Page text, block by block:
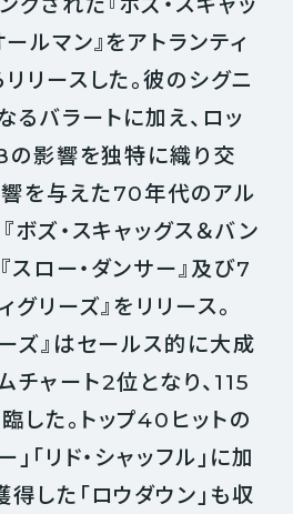
グされた『ボズ・スキャッ
ルマン』をアトランティ
リリースした。彼のシグニ
るバラートに加え、ロッ
の影響を独特に織り交
を与えた70年代のアル
ボズ・スキャッグス＆バン
『スロー・ダンサー』及び7
グリーズ』をリリース。
ーズ』はセールス的に大成
チャート2位となり、115
した。トップ40ヒットの
」「リド・シャッフル」に加
得した「ロウダウン」も収